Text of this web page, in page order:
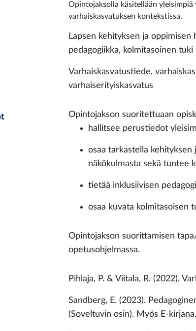
Opintojaksolla käsitellään yleisimpiä
varhaiskasvatuksen kontekstissa.
Lapsen kehityksen ja
pedagogiikka, kolmitasoinen tuki
Varhaiskasvatustiede,
varhaiserityiskasvatus
Opintojakson suoritettuaan
hallitsee perustiedot
osaa tarkastella
näkökulmasta sekä tuntee
tietää inklusiivisen
osaa kuvata kolmitasoisen
Opintojakson suorittamisen
opetusohjelmassa.
Pihlaja, P. & Viitala, R. (2022).
Sandberg, E. (2023).
(Soveltuvin osin). Myös E-kirjana.